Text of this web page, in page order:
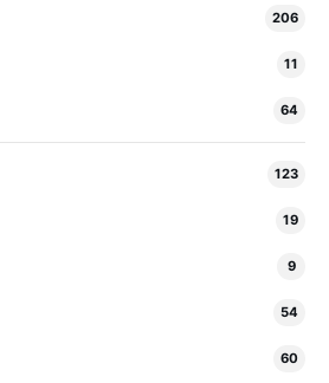
206
11
64
123
19
9
54
60